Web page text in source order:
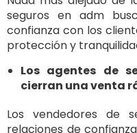
seguros en adm
confianza con los
protección y
Los agentes de
cierran una venta
Los vendedores de
relaciones de